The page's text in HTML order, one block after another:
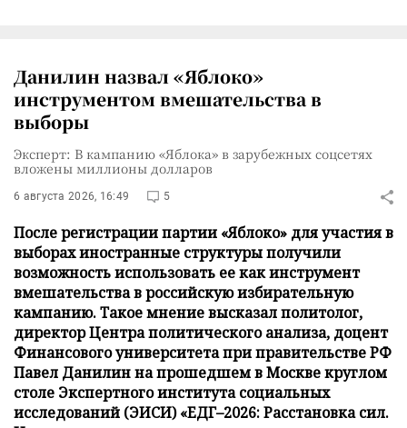
Данилин назвал «Яблоко»
инструментом вмешательства в
выборы
Эксперт: В кампанию «Яблока» в зарубежных соцсетях
вложены миллионы долларов
6 августа 2026, 16:49 5
После регистрации партии «Яблоко» для участия в
выборах иностранные структуры получили
возможность использовать ее как инструмент
вмешательства в российскую избирательную
кампанию. Такое мнение высказал политолог,
директор Центра политического анализа, доцент
Финансового университета при правительстве РФ
Павел Данилин на прошедшем в Москве круглом
столе Экспертного института социальных
исследований (ЭИСИ) «ЕДГ–2026: Расстановка сил.